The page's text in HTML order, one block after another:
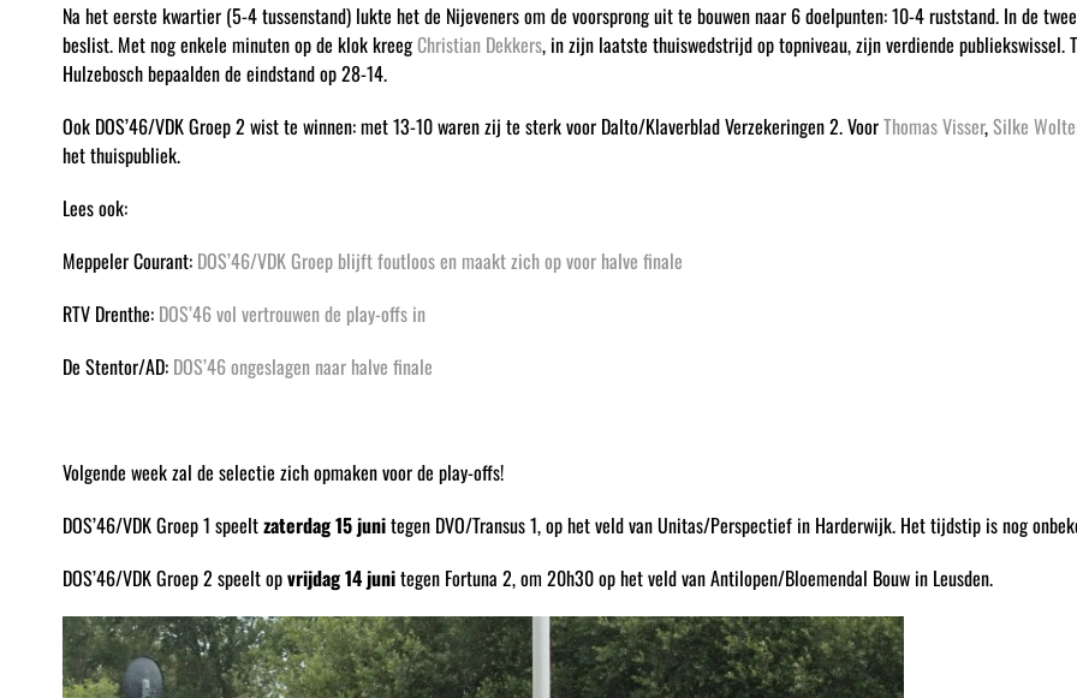
Na het eerste kwartier (5-4 tussenstand) lukte het de Nijeveners om de voorsprong uit te bouwen naar 6 doelpunten: 10-4 ruststand. In de
beslist. Met nog enkele minuten op de klok kreegChristian Dekkers, in zijn laatste thuiswedstrijd op topniveau, zijn verdiende publiekswissel.
Hulzebosch bepaalden de eindstand op 28-14.
Ook DOS’46/VDK Groep 2 wist te winnen: met 13-10 waren zij te sterk voor Dalto/Klaverblad Verzekeringen 2. VoorThomas Visser,Silke
het thuispubliek.
Lees ook:
Meppeler Courant: DOS’46/VDK Groep blijft foutloos en maakt zich op voor halve finale
RTV Drenthe:DOS’46 vol vertrouwen de play-offs in
De Stentor/AD: DOS’46 ongeslagen naar halve finale
Volgende week zal de selectie zich opmaken voor de play-offs!
DOS’46/VDK Groep 1 speeltzaterdag 15 junitegen DVO/Transus 1, op het veld van Unitas/Perspectief in Harderwijk. Het tijdstip is nog
DOS’46/VDK Groep 2 speelt opvrijdag 14 junitegen Fortuna 2, om 20h30 op het veld van Antilopen/Bloemendal Bouw in Leusden.